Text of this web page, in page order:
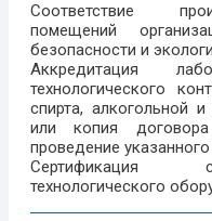
Соответствие
помещений
безопасности и
Аккредитация
технологического
спирта, алкогольной
или копия
проведение
Сертификация
технологического